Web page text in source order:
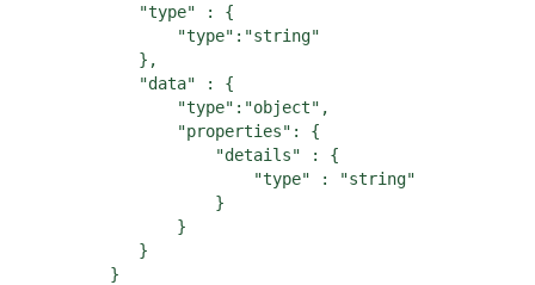
            "type" : {
                "type":"string"
            },
            "data" : {
                "type":"object",
                "properties": {
                    "details" : {
                        "type" : "string"
                    }
                }
            }
         }